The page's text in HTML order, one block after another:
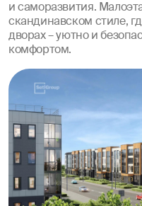
и саморазвития.
скандинавском стиле,
дворах – уютно и
комфортом.